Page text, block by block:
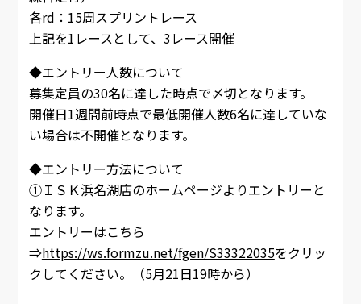
各rd：15周スプリントレース
上記を1レースとして、3レース開催
◆エントリー人数について
募集定員の30名に達した時点で〆切となります。
開催日1週間前時点で最低開催人数6名に達していな
い場合は不開催となります。
◆エントリー方法について
①ＩＳＫ浜名湖店のホームページよりエントリーと
なります。
エントリーはこちら
⇒https://ws.formzu.net/fgen/S33322035をクリッ
クしてください。（5月21日19時から）